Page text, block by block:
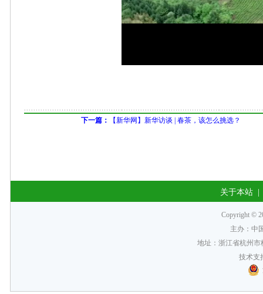
下一篇： 【新华网】新华访谈 | 春茶，该怎么挑选？
关于本站
Copyright ©
主办：中
地址：浙江省杭州
技术支